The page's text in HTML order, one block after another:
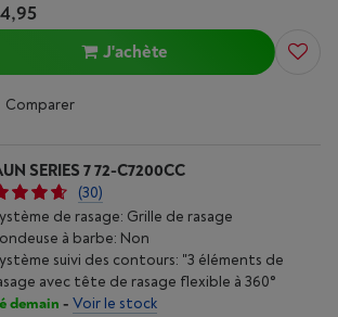
J'achète
Comparer
SERIES 7 72-C7200CC
(30)
de rasage: Grille de rasage
à barbe: Non
suivi des contours: "3 éléments de
avec tête de rasage flexible à 360°
demain - Voir le stock